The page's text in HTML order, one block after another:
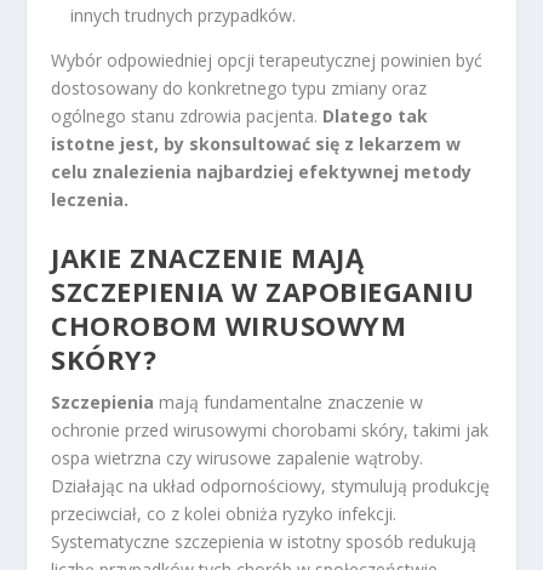
innych trudnych przypadków.
Wybór odpowiedniej opcji terapeutycznej powinien być
dostosowany do konkretnego typu zmiany oraz
ogólnego stanu zdrowia pacjenta. Dlatego tak
istotne jest, by skonsultować się z lekarzem w
celu znalezienia najbardziej efektywnej metody
leczenia.
JAKIE ZNACZENIE MAJĄ
SZCZEPIENIA W ZAPOBIEGANIU
CHOROBOM WIRUSOWYM
SKÓRY?
Szczepienia mają fundamentalne znaczenie w
ochronie przed wirusowymi chorobami skóry, takimi jak
ospa wietrzna czy wirusowe zapalenie wątroby.
Działając na układ odpornościowy, stymulują produkcję
przeciwciał, co z kolei obniża ryzyko infekcji.
Systematyczne szczepienia w istotny sposób redukują